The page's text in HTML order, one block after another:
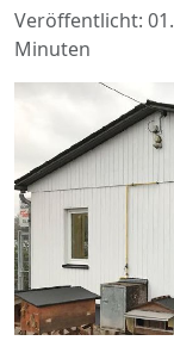
Veröffentlicht:
Minuten